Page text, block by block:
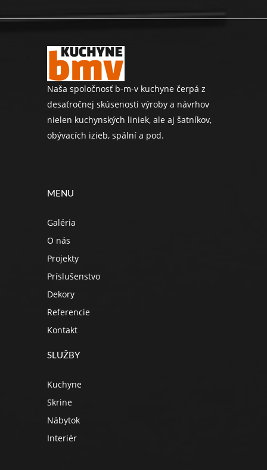
Naša spoločnosť b-m-v kuchyne čerpá z
desaťročnej skúsenosti výroby a návrhov
nielen kuchynských liniek, ale aj šatníkov,
obývacích izieb, spální a pod.
MENU
Galéria
O nás
Projekty
Príslušenstvo
Dekory
Referencie
Kontakt
SLUŽBY
Kuchyne
Skrine
Nábytok
Interiér